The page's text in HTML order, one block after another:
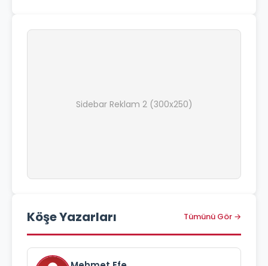
Sidebar Reklam 2 (300x250)
Köşe Yazarları Tümünü Gör →